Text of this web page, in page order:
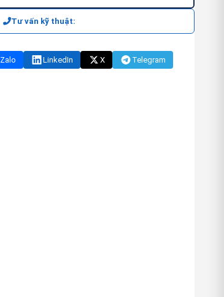
Tư vấn kỹ thuật:
Zalo LinkedIn X Telegram